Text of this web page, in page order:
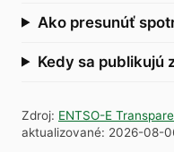
Ako presunúť
Kedy sa publikujú
Zdroj: ENTSO-E
aktualizované: 2026-08-